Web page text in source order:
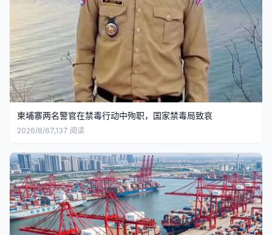
柬埔寨两名警官在禁毒行动中殉职，国家禁毒局致哀
2026/8/67,137 阅读